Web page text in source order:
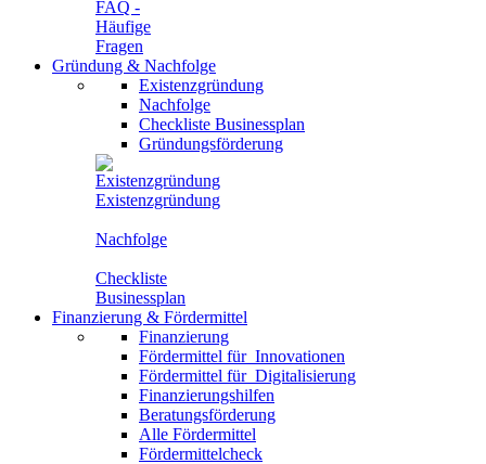
FAQ -
Häufige
Fragen
Gründung & Nachfolge
Existenzgründung
Nachfolge
Checkliste Businessplan
Gründungsförderung
Existenzgründung
Nachfolge
Checkliste
Businessplan
Finanzierung & Fördermittel
Finanzierung
Fördermittel für Innovationen
Fördermittel für Digitalisierung
Finanzierungshilfen
Beratungsförderung
Alle Fördermittel
Fördermittelcheck